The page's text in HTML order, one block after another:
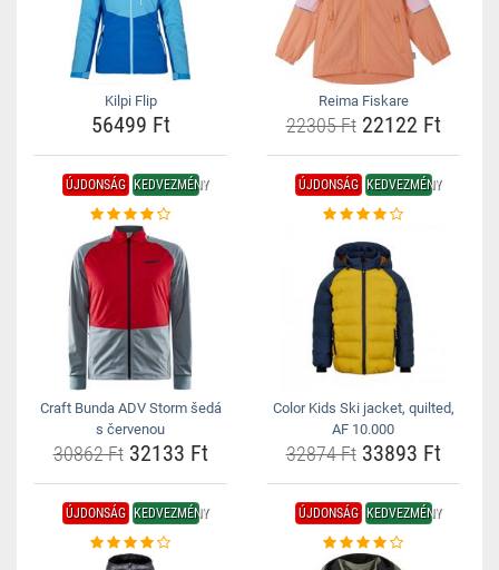
Kilpi Flip
56499 Ft
Reima Fiskare
22305 Ft22122 Ft
ÚJDONSÁG KEDVEZMÉNY
Craft Bunda ADV Storm šedá
s červenou
30862 Ft32133 Ft
ÚJDONSÁG KEDVEZMÉNY
Color Kids Ski jacket, quilted,
AF 10.000
32874 Ft33893 Ft
ÚJDONSÁG KEDVEZMÉNY ÚJDONSÁG KEDVEZMÉNY